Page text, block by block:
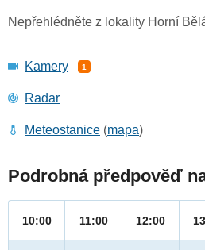
Nepřehlédněte z lokality Horní
Kamery 1
Radar
Meteostanice (mapa)
Podrobná předpověď
10:00 11:00 12:00